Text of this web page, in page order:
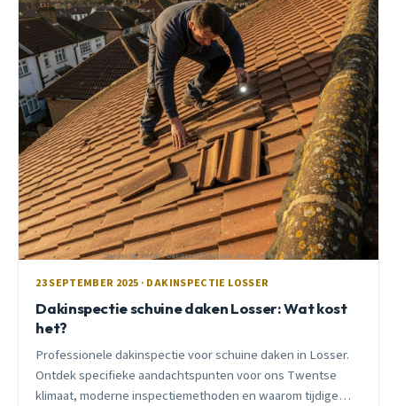
23 SEPTEMBER 2025 · DAKINSPECTIE LOSSER
Dakinspectie schuine daken Losser: Wat kost
het?
Professionele dakinspectie voor schuine daken in Losser.
Ontdek specifieke aandachtspunten voor ons Twentse
klimaat, moderne inspectiemethoden en waarom tijdige